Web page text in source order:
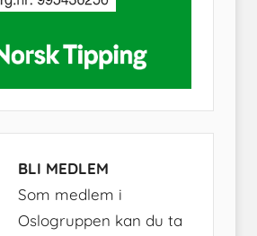
BLI MEDLEM
Som medlem i
Oslogruppen kan du ta